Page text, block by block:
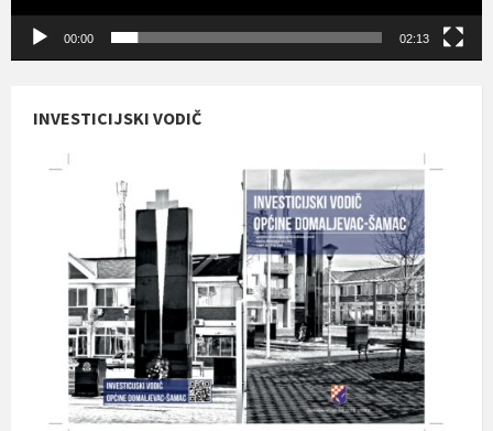
00:00 02:13
INVESTICIJSKI VODIČ